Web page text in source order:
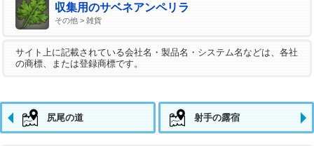
収集用のサベネアンペリラ
その他 > 雑貨
サイト上に記載されている会社名・製品名・システム名などは、各社
の商標、または登録商標です。
尻尾の道 射手の露宿